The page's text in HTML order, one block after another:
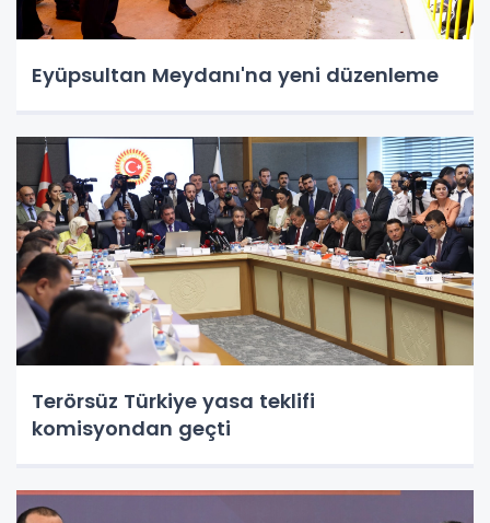
Eyüpsultan Meydanı'na yeni düzenleme
Terörsüz Türkiye yasa teklifi
komisyondan geçti